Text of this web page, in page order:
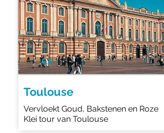
4.8
Toulouse
Vervloekt Goud, Bakstenen en Roze
Klei tour van Toulouse